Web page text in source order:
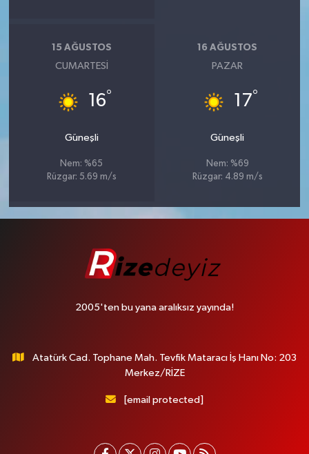
15 AĞUSTOS
CUMARTESI
16°
Güneşli
Nem: %65
Rüzgar: 5.69 m/s
16 AĞUSTOS
PAZAR
17°
Güneşli
Nem: %69
Rüzgar: 4.89 m/s
2005'ten bu yana aralıksız yayında!
Atatürk Cad. Tophane Mah. Tevfik Mataracı İş Hanı No: 203
Merkez/RİZE
[email protected]